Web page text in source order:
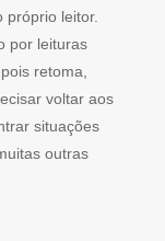
próprio leitor.
por leituras
retoma,
voltar aos
situações
outras